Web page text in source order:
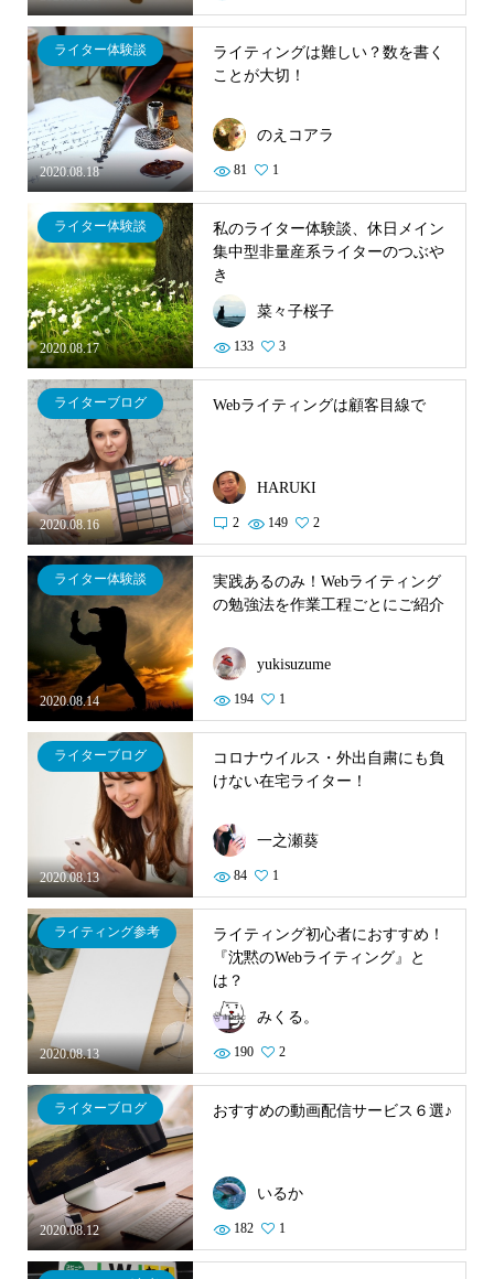
2020.08.18
ライター体験談
ライティングは難しい？数を書く
ことが大切！
のえコアラ
81 1
2020.08.17
ライター体験談
私のライター体験談、休日メイン
集中型非量産系ライターのつぶや
き
菜々子桜子
133 3
2020.08.16
ライターブログ Webライティングは顧客目線で
HARUKI
2 149 2
2020.08.14
ライター体験談
実践あるのみ！Webライティング
の勉強法を作業工程ごとにご紹介
yukisuzume
194 1
2020.08.13
ライターブログ
コロナウイルス・外出自粛にも負
けない在宅ライター！
一之瀬葵
84 1
2020.08.13
ライティング参考
ライティング初心者におすすめ！
『沈黙のWebライティング』と
は？
みくる。
190 2
2020.08.12
ライターブログ おすすめの動画配信サービス６選♪
いるか
182 1